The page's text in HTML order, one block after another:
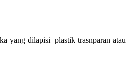
yang dilapisi plastik trasnparan atau